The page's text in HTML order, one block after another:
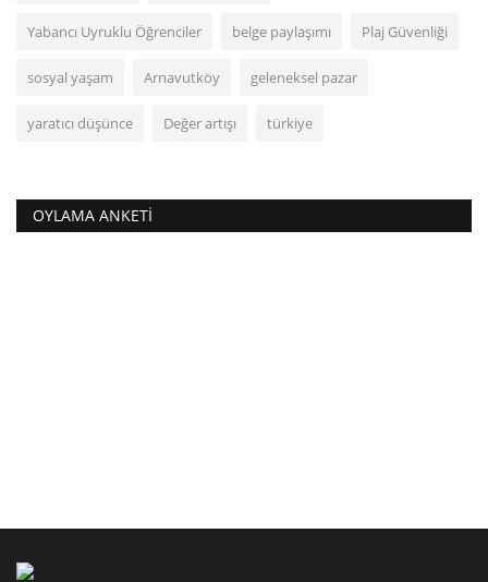
Yabancı Uyruklu Öğrenciler belge paylaşımı Plaj Güvenliği
sosyal yaşam Arnavutköy geleneksel pazar
yaratıcı düşünce Değer artışı türkiye
OYLAMA ANKETI